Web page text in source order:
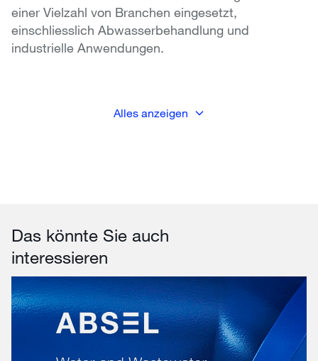
einer Vielzahl von Branchen eingesetzt,
einschliesslich Abwasserbehandlung und
industrielle Anwendungen.
Alles anzeigen
Das könnte Sie auch
interessieren